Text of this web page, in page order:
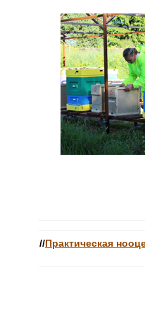
//Практическая